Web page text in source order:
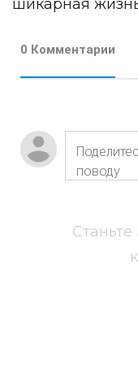
шикарная
0 Комментарии